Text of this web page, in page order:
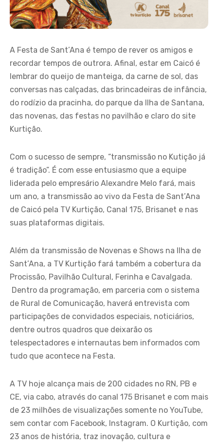
A Festa de Sant’Ana é tempo de rever os amigos e
recordar tempos de outrora. Afinal, estar em Caicó é
lembrar do queijo de manteiga, da carne de sol, das
conversas nas calçadas, das brincadeiras de infância,
do rodízio da pracinha, do parque da Ilha de Santana,
das novenas, das festas no pavilhão e claro do site
Kurtição.
Com o sucesso de sempre, “transmissão no Kutição já
é tradição”. É com esse entusiasmo que a equipe
liderada pelo empresário Alexandre Melo fará, mais
um ano, a transmissão ao vivo da Festa de Sant’Ana
de Caicó pela TV Kurtição, Canal 175, Brisanet e nas
suas plataformas digitais.
Além da transmissão de Novenas e Shows na Ilha de
Sant’Ana, a TV Kurtição fará também a cobertura da
Procissão, Pavilhão Cultural, Ferinha e Cavalgada.
Dentro da programação, em parceria com o sistema
de Rural de Comunicação, haverá entrevista com
participações de convidados especiais, noticiários,
dentre outros quadros que deixarão os
telespectadores e internautas bem informados com
tudo que acontece na Festa.
A TV hoje alcança mais de 200 cidades no RN, PB e
CE, via cabo, através do canal 175 Brisanet e com mais
de 23 milhões de visualizações somente no YouTube,
sem contar com Facebook, Instagram. O Kurtição, com
23 anos de história, traz inovação, cultura e